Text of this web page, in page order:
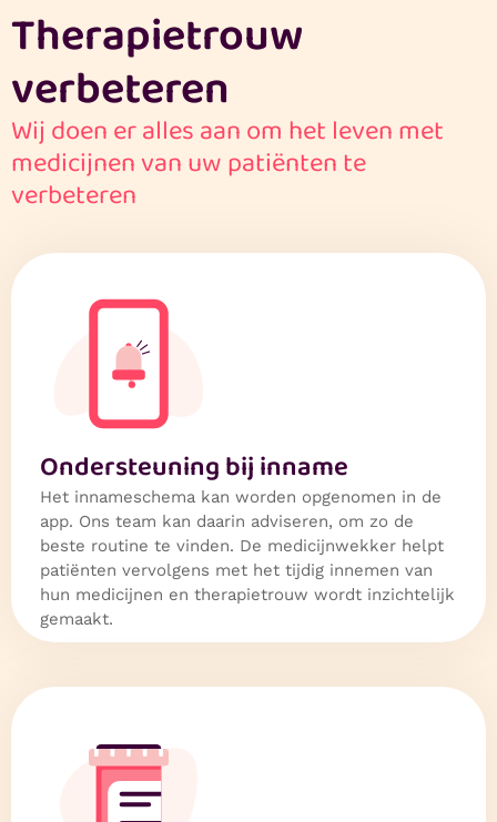
Therapietrouw
verbeteren
Wij doen er alles aan om het leven met
medicijnen van uw patiënten te
verbeteren
Ondersteuning bij inname
Het innameschema kan worden opgenomen in de
app. Ons team kan daarin adviseren, om zo de
beste routine te vinden. De medicijnwekker helpt
patiënten vervolgens met het tijdig innemen van
hun medicijnen en therapietrouw wordt inzichtelijk
gemaakt.